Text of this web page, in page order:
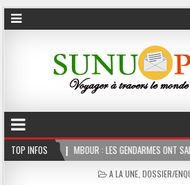
TOP INFOS
: LES GENDARMES ONT SAISI 10 KG DE CHANVRE
POSTED
A LA UNE DOSSIER/